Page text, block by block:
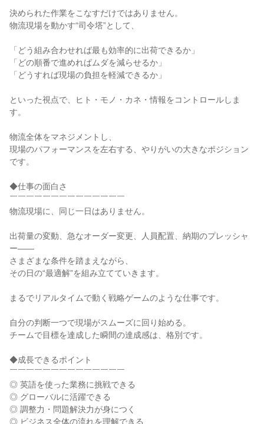
決められた作業をこなすだけではありません。
物流現場を動かす“司令塔”として、
「どう組み合わせれば最も効率的に出荷できるか」
「どの順番で進めればムダを減らせるか」
「どうすれば現場の負担を軽減できるか」
といった視点で、ヒト・モノ・カネ・情報をコントロールしま
す。
物流全体をマネジメントし、
現場のパフォーマンスを左右する、やりがいの大きなポジション
です。
◆仕事の面白さ
￣￣￣￣￣￣￣￣￣￣￣￣￣￣
物流現場に、同じ一日はありません。
出荷量の変動、急なオーダー変更、人員配置、納期のプレッシャ
ー——
さまざまな条件を踏まえながら、
その日の“最適解”を組み立てていきます。
まるでリアルタイムで動く戦略ゲームのような仕事です。
自分の判断一つで現場がスムーズに回り始める。
チームで目標を達成した瞬間の達成感は、格別です。
◆成長できるポイント
￣￣￣￣￣￣￣￣￣￣￣￣￣￣
◎ 英語を使った業務に挑戦できる
◎ グローバルに活躍できる
◎ 調整力・問題解決力が身につく
◎ ビジネス全体の流れを理解できる